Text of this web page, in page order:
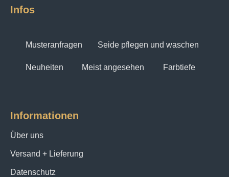
Infos
Musteranfragen Seide pflegen und waschen
Neuheiten Meist angesehen Farbtiefe
Informationen
Über uns
Versand + Lieferung
Datenschutz